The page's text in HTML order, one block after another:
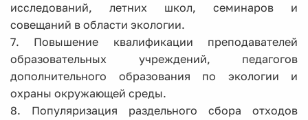
исследований, летних школ, семинаров и
совещаний в области экологии.
7. Повышение квалификации преподавателей
образовательных учреждений, педагогов
дополнительного образования по экологии и
охраны окружающей среды.
8. Популяризация раздельного сбора отходов